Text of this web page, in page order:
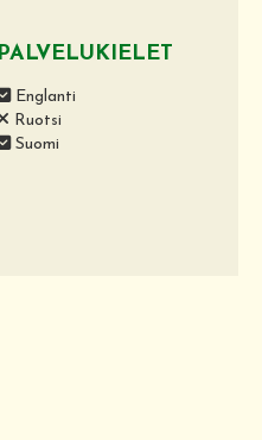
PALVELUKIELET
Englanti
Ruotsi
Suomi